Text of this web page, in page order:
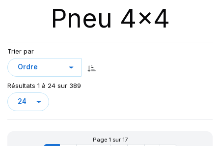
Pneu 4x4
Trier par
Résultats 1 à 24 sur 389
Page 1 sur 17